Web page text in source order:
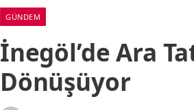
GÜNDEM
İnegöl’de Ara
Dönüşüyor